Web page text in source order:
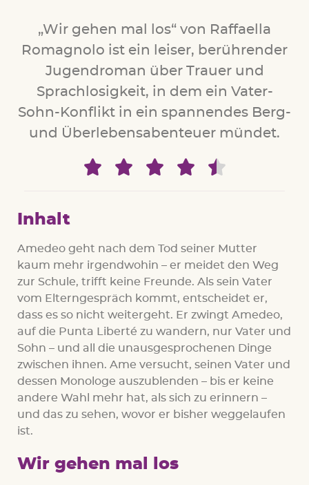
„Wir gehen mal los“ von Raffaella
Romagnolo ist ein leiser, berührender
Jugendroman über Trauer und
Sprachlosigkeit, in dem ein Vater-
Sohn-Konflikt in ein spannendes Berg-
und Überlebensabenteuer mündet.
    
Inhalt
Amedeo geht nach dem Tod seiner Mutter
kaum mehr irgendwohin – er meidet den Weg
zur Schule, trifft keine Freunde. Als sein Vater
vom Elterngespräch kommt, entscheidet er,
dass es so nicht weitergeht. Er zwingt Amedeo,
auf die Punta Liberté zu wandern, nur Vater und
Sohn – und all die unausgesprochenen Dinge
zwischen ihnen. Ame versucht, seinen Vater und
dessen Monologe auszublenden – bis er keine
andere Wahl mehr hat, als sich zu erinnern –
und das zu sehen, wovor er bisher weggelaufen
ist.
Wir gehen mal los